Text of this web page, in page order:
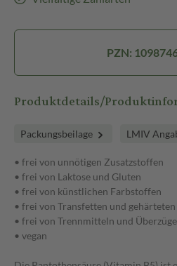
PZN:
Produktdetails/
Packungsbeilage LMIV
• frei von unnötigen Zusatzstoffen
• frei von Laktose und Gluten
• frei von künstlichen Farbstoffen
• frei von Transfetten und
• frei von Trennmitteln und
• vegan